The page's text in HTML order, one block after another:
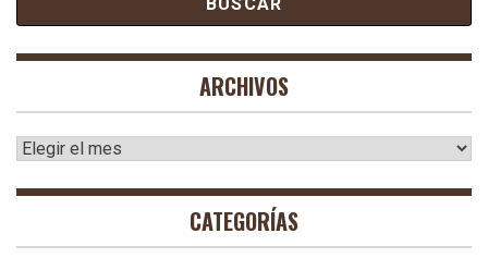
ARCHIVOS
Archivos
CATEGORÍAS